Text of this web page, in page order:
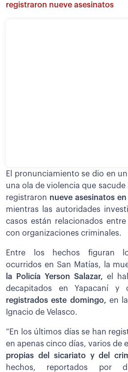
registraron nueve asesinatos
El pronunciamiento se dio en
una ola de violencia que sacude
registraron nueve asesinatos
mientras las autoridades
casos están relacionados
con organizaciones criminales.
Entre los hechos figuran
ocurridos en San Matías, la
la Policía Yerson Salazar, el
decapitados en Yapacaní y
registrados este domingo, en
Ignacio de Velasco.
”En los últimos días se han
en apenas cinco días, varios de
propias del sicariato y del
hechos, reportados por